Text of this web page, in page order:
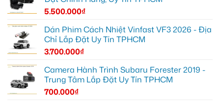
5.500.000₫
Dán Phim Cách Nhiệt Vinfast VF3 2026 - Địa
Chỉ Lắp Đặt Uy Tín TPHCM
3.700.000₫
Camera Hành Trình Subaru Forester 2019 -
Trung Tâm Lắp Đặt Uy Tín TPHCM
700.000₫